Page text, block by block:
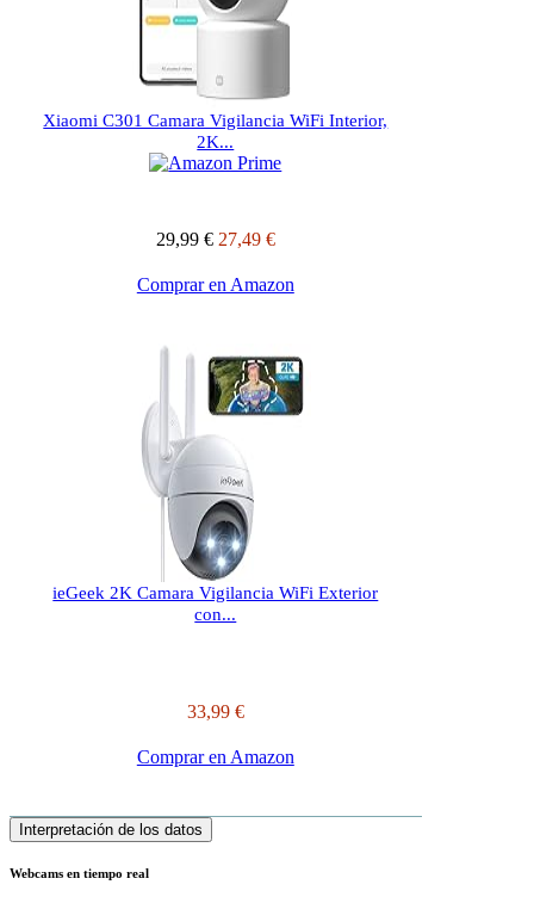
Xiaomi C301 Camara Vigilancia WiFi Interior,
2K...
29,99 € 27,49 €
Comprar en Amazon
ieGeek 2K Camara Vigilancia WiFi Exterior
con...
33,99 €
Comprar en Amazon
Interpretación de los datos
Webcams en tiempo real